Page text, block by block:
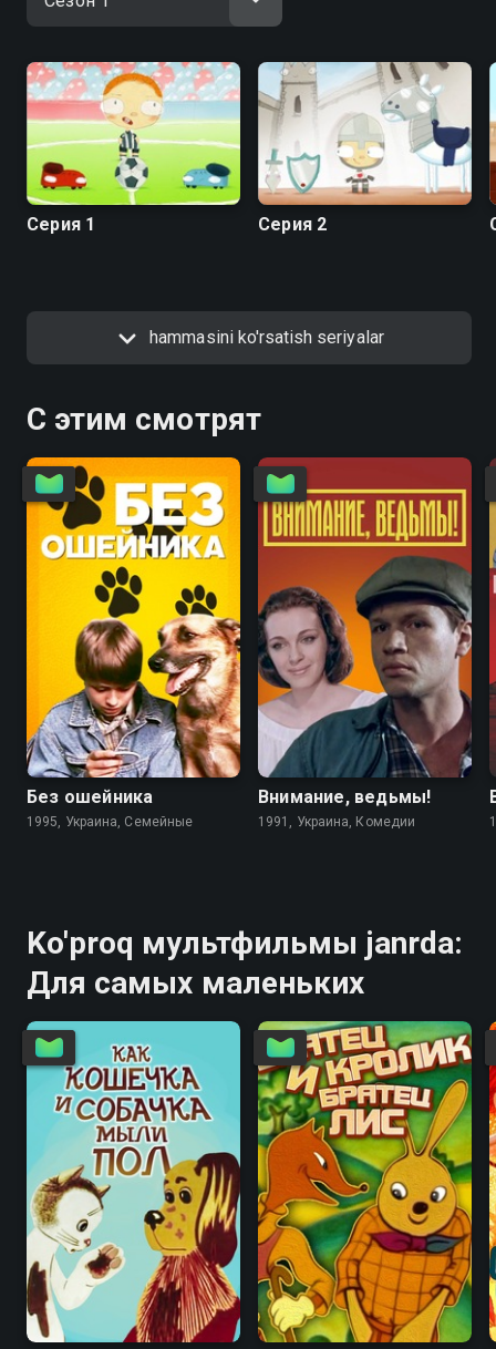
Серия 1 Серия 2
hammasini ko'rsatish seriyalar
С этим смотрят
6.7 4.6
Без ошейника
1995, Украина, Семейные
5.6
Внимание, ведьмы!
1991, Украина, Комедии
Ko'proq мультфильмы janrda:
Для самых маленьких
6.8 7.3 6.3 6.8